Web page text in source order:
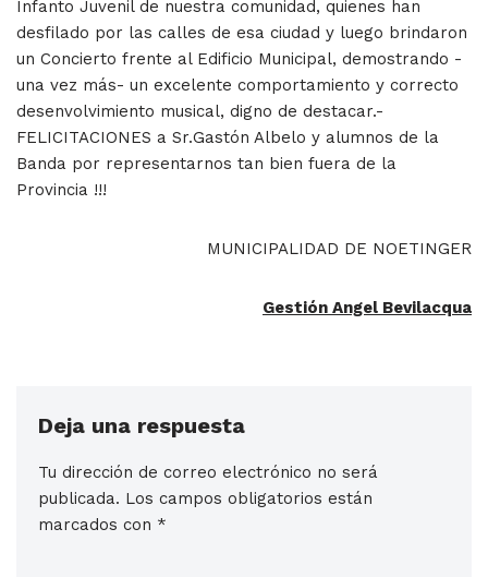
Infanto Juvenil de nuestra comunidad, quienes han
desfilado por las calles de esa ciudad y luego brindaron
un Concierto frente al Edificio Municipal, demostrando -
una vez más- un excelente comportamiento y correcto
desenvolvimiento musical, digno de destacar.-
FELICITACIONES a Sr.Gastón Albelo y alumnos de la
Banda por representarnos tan bien fuera de la
Provincia !!!
MUNICIPALIDAD DE NOETINGER
Gestión Angel Bevilacqua
Deja una respuesta
Tu dirección de correo electrónico no será
publicada. Los campos obligatorios están
marcados con *